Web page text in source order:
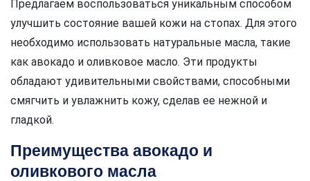
Предлагаем воспользоваться уникальным способом
улучшить состояние вашей кожи на стопах. Для этого
необходимо использовать натуральные масла, такие
как авокадо и оливковое масло. Эти продукты
обладают удивительными свойствами, способными
смягчить и увлажнить кожу, сделав ее нежной и
гладкой.
Преимущества авокадо и
оливкового масла